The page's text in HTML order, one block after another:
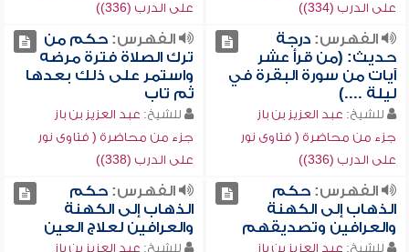
على الدرب (334))
على الدرب (336))
الفهرس:درجة
حديث: (من قرأ عشر
آيات من سورة البقرة في
ليلة ....)
للشيخ: عبد العزيز بن باز
جزء من محاضرة ( فتاوى نور
على الدرب (336))
الفهرس:حكم من
ترك الصلاة فترة مرضه
واستمر على ذلك بعدها
ثم تاب
للشيخ: عبد العزيز بن باز
جزء من محاضرة ( فتاوى نور
على الدرب (338))
الفهرس:حكم
الذهاب إلى الكهنة
والعرافين وتصديقهم
للشيخ: عبد العزيز بن باز
الفهرس:حكم
الذهاب إلى الكهنة
والعرافين لعلاج العين
للشيخ: عبد العزيز بن باز